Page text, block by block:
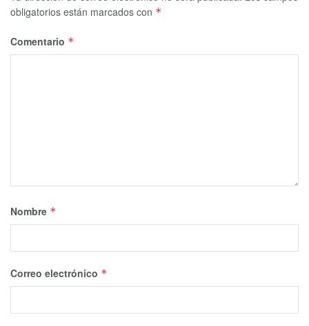
obligatorios están marcados con *
Comentario *
Nombre *
Correo electrónico *